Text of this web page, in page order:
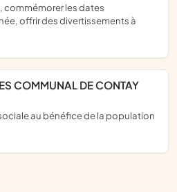
offrir des divertissements à
COMMUNAL DE CONTAY